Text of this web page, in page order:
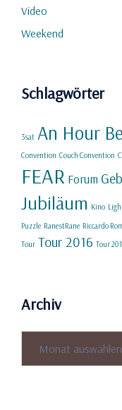
Video
Weekend
Schlagwörter
3sat An Hour
Convention Couch Convention
FEAR Forum
Jubiläum Kino
Puzzle RanestRane Riccardo
Tour Tour 2016 Tour
Archiv